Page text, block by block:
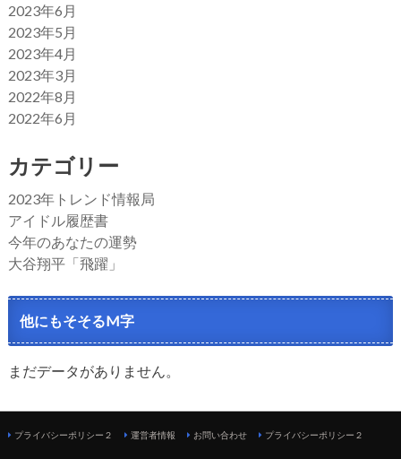
2023年6月
2023年5月
2023年4月
2023年3月
2022年8月
2022年6月
カテゴリー
2023年トレンド情報局
アイドル履歴書
今年のあなたの運勢
大谷翔平「飛躍」
他にもそそるM字
まだデータがありません。
プライバシーポリシー２ 運営者情報 お問い合わせ プライバシーポリシー２